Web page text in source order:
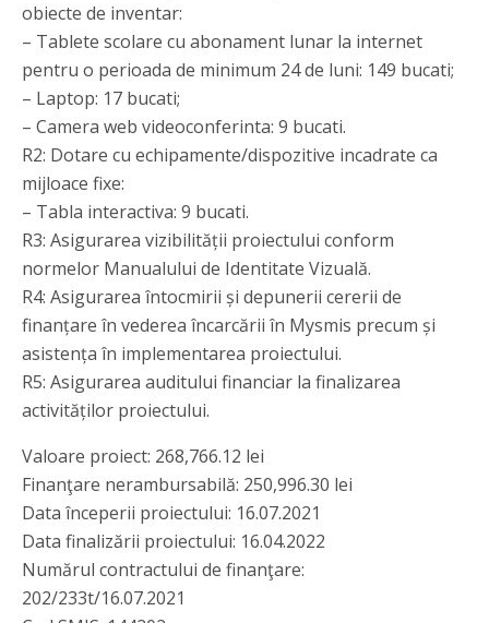
obiecte de inventar:
– Tablete scolare cu abonament lunar la internet
pentru o perioada de minimum 24 de luni: 149 bucati;
– Laptop: 17 bucati;
– Camera web videoconferinta: 9 bucati.
R2: Dotare cu echipamente/dispozitive incadrate ca
mijloace fixe:
– Tabla interactiva: 9 bucati.
R3: Asigurarea vizibilității proiectului conform
normelor Manualului de Identitate Vizuală.
R4: Asigurarea întocmirii și depunerii cererii de
finanțare în vederea încarcării în Mysmis precum și
asistența în implementarea proiectului.
R5: Asigurarea auditului financiar la finalizarea
activităților proiectului.
Valoare proiect: 268,766.12 lei
Finanţare nerambursabilă: 250,996.30 lei
Data începerii proiectului: 16.07.2021
Data finalizării proiectului: 16.04.2022
Numărul contractului de finanţare:
202/233t/16.07.2021